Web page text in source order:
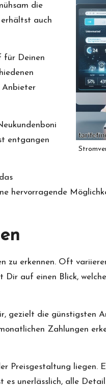
die
erhältst auch
für Deinen
Anbieter
entgangen
hervorragende
zu erkennen. Oft
auf einen Blick,
gezielt die günstigsten
Zahlungen
Preisgestaltung liegen.
unerlässlich, alle